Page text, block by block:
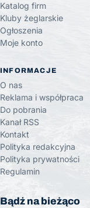
Katalog firm
Kluby żeglarskie
Ogłoszenia
Moje konto
INFORMACJE
O nas
Reklama i współpraca
Do pobrania
Kanał RSS
Kontakt
Polityka redakcyjna
Polityka prywatności
Regulamin
Bądź na bieżąco